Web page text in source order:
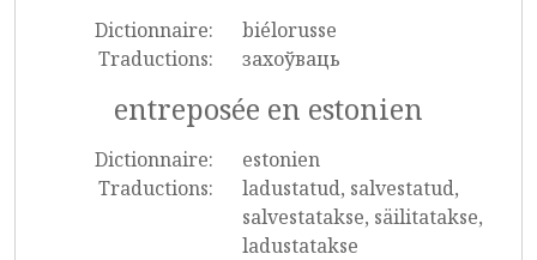
Dictionnaire:
biélorusse
Traductions:
захоўваць
entreposée en estonien
Dictionnaire:
estonien
Traductions:
ladustatud, salvestatud,
salvestatakse, säilitatakse,
ladustatakse